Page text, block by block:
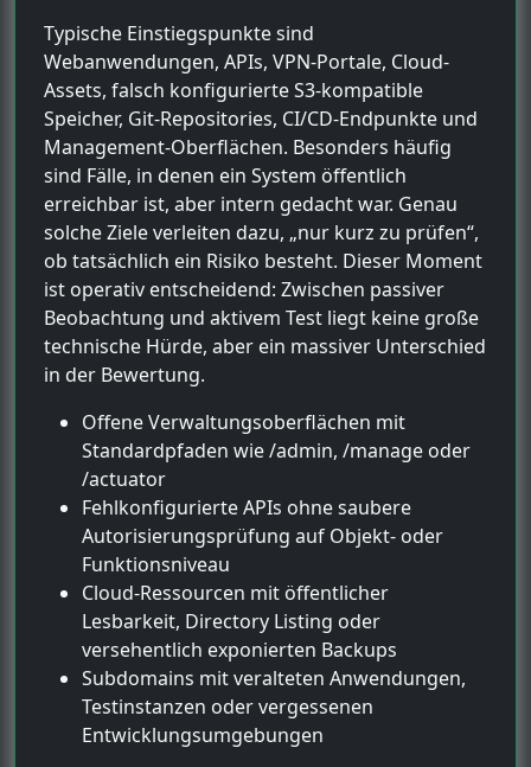
Typische Einstiegspunkte sind
Webanwendungen, APIs, VPN-Portale, Cloud-
Assets, falsch konfigurierte S3-kompatible
Speicher, Git-Repositories, CI/CD-Endpunkte und
Management-Oberflächen. Besonders häufig
sind Fälle, in denen ein System öffentlich
erreichbar ist, aber intern gedacht war. Genau
solche Ziele verleiten dazu, „nur kurz zu prüfen“,
ob tatsächlich ein Risiko besteht. Dieser Moment
ist operativ entscheidend: Zwischen passiver
Beobachtung und aktivem Test liegt keine große
technische Hürde, aber ein massiver Unterschied
in der Bewertung.
Offene Verwaltungsoberflächen mit
Standardpfaden wie /admin, /manage oder
/actuator
Fehlkonfigurierte APIs ohne saubere
Autorisierungsprüfung auf Objekt- oder
Funktionsniveau
Cloud-Ressourcen mit öffentlicher
Lesbarkeit, Directory Listing oder
versehentlich exponierten Backups
Subdomains mit veralteten Anwendungen,
Testinstanzen oder vergessenen
Entwicklungsumgebungen